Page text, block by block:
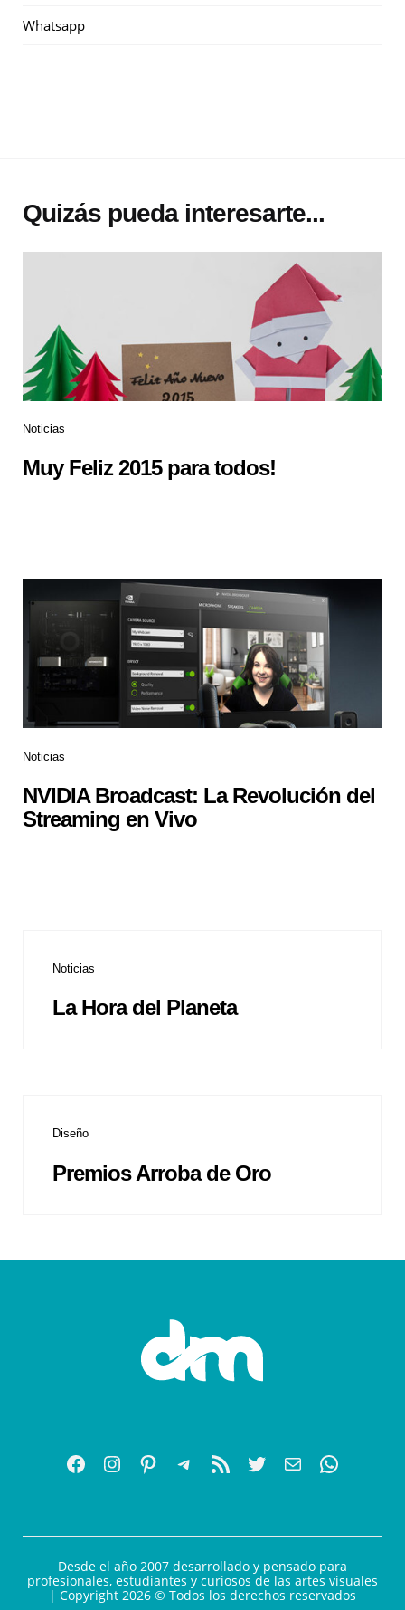
Whatsapp
Quizás pueda interesarte...
Noticias
Muy Feliz 2015 para todos!
Noticias
NVIDIA Broadcast: La Revolución del
Streaming en Vivo
Noticias
La Hora del Planeta
Diseño
Premios Arroba de Oro
Desde el año 2007 desarrollado y pensado para
profesionales, estudiantes y curiosos de las artes visuales
| Copyright 2026 © Todos los derechos reservados